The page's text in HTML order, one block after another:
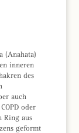
(Anahata)
inneren
des
auch
oder
Ring aus
geformt